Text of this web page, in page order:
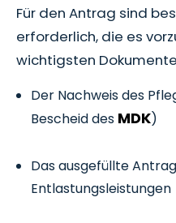
Für den Antrag sind
erforderlich, die es
wichtigsten
Der Nachweis des
Bescheid des MDK)
Das ausgefüllte
Entlastungsleistungen